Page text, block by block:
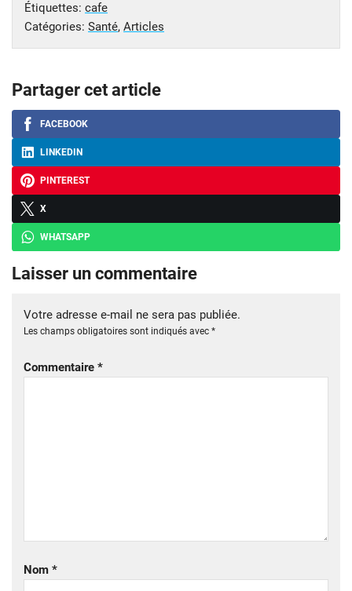
Étiquettes: cafe
Catégories: Santé, Articles
Partager cet article
FACEBOOK
LINKEDIN
PINTEREST
X
WHATSAPP
Laisser un commentaire
Votre adresse e-mail ne sera pas publiée.
Les champs obligatoires sont indiqués avec *
Commentaire *
Nom *